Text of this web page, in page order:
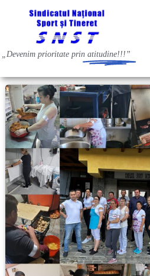
„Devenim prioritate prin atitudine!!!”